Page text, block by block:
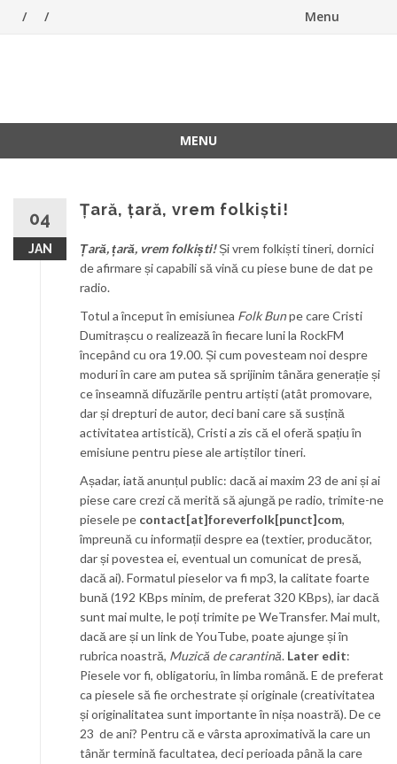
Menu
MENU
04
JAN
Țară, țară, vrem folkiști!
Țară, țară, vrem folkiști!Și vrem folkiști tineri, dornici
de afirmare și capabili să vină cu piese bune de dat pe
radio.
Totul a început în emisiunea Folk Bunpe care Cristi
Dumitrașcu o realizează în fiecare luni la RockFM
începând cu ora 19.00. Și cum povesteam noi despre
moduri în care am putea să sprijinim tânăra generație și
ce înseamnă difuzările pentru artiști (atât promovare,
dar și drepturi de autor, deci bani care să susțină
activitatea artistică), Cristi a zis că el oferă spațiu în
emisiune pentru piese ale artiștilor tineri.
Așadar, iată anunțul public: dacă ai maxim 23 de ani și ai
piese care crezi că merită să ajungă pe radio, trimite-ne
piesele pe contact[at]foreverfolk[punct]com,
împreună cu informații despre ea (textier, producător,
dar și povestea ei, eventual un comunicat de presă,
dacă ai). Formatul pieselor va fi mp3, la calitate foarte
bună (192 KBps minim, de preferat 320 KBps), iar dacă
sunt mai multe, le poți trimite pe WeTransfer. Mai mult,
dacă are și un link de YouTube, poate ajunge și în
rubrica noastră, Muzică de carantină. Later edit:
Piesele vor fi, obligatoriu, în limba română. E de preferat
ca piesele să fie orchestrate și originale (creativitatea
și originalitatea sunt importante în nișa noastră). De ce
23 de ani? Pentru că e vârsta aproximativă la care un
tânăr termină facultatea, deci perioada până la care